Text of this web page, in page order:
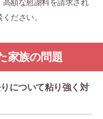
額な慰謝料を請求され
ださい。
家族の問題
について粘り強く対